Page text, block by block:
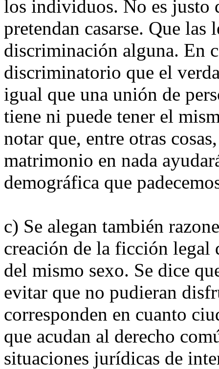
los individuos. No es justo
pretendan casarse. Que
discriminación alguna. En
discriminatorio que el
igual que una unión de
tiene ni puede tener el
notar que, entre otras
matrimonio en nada
demográfica que
c) Se alegan también
creación de la ficción legal
del mismo sexo. Se dice
evitar que no pudieran
corresponden en cuanto
que acudan al derecho
situaciones jurídicas de